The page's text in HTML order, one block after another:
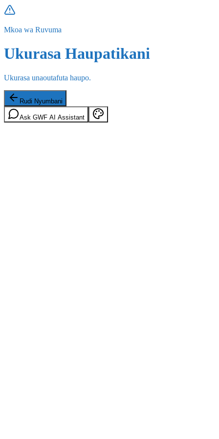
Mkoa wa Ruvuma
Ukurasa Haupatikani
Ukurasa unaoutafuta haupo.
Rudi Nyumbani
Ask GWF AI Assistant